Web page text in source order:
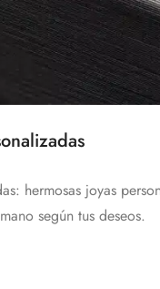
hermosas joyas
según tus deseos.